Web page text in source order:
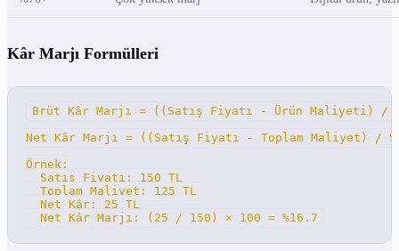
Kâr Marjı Formülleri
Brüt Kâr Marjı = ((Satış Fiyatı - Ürün Maliyeti) /
Net Kâr Marjı = ((Satış Fiyatı - Toplam Maliyet) /
Örnek:
  Satış Fiyatı: 150 TL
  Toplam Maliyet: 125 TL
  Net Kâr: 25 TL
  Net Kâr Marjı: (25 / 150) × 100 = %16.7